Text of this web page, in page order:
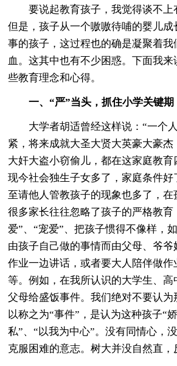
要说起教育孩子，我觉得谈不上
但是，孩子从一个嗷嗷待哺的婴儿成
事的孩子，这过程也的确是凝聚着
血。这其中也有不少困惑。下面我
些教育理念和心得。
一、“严”当头，抓住小学关键期
大学者胡适曾经这样说：“一个
紧，将来成就大圣大贤大英豪大豪杰
大奸大盗小窃偷儿，都在这家庭教育
现今社会独生子女多了，家庭条件
至请他人管教孩子的现象也多了，在
很多家长往往忽略了孩子的严格教育
爱”、“宠爱”、把孩子惯得不像样，
由孩子自己做的事情而由父母、爷爷
作业一边讲话，或者要大人陪伴做
等。例如，在我所认识的大学生、
父母给盛饭事件。我们绝对不要认
以称之为“事件”，是认为这种孩子“
私”、“以我为中心”。没有同情心，
克服困难的意志。树大并没自然直，